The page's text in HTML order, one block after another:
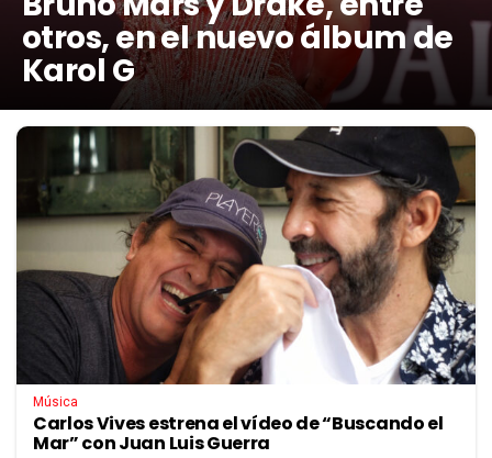
otros, en el nuevo álbum de
Karol G
Música
Carlos Vives estrena el vídeo de “Buscando el
Mar” con Juan Luis Guerra